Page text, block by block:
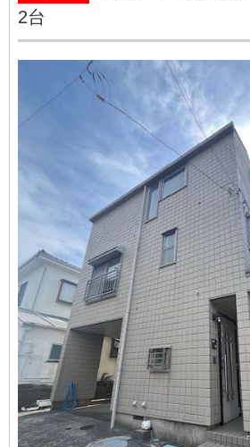
2台